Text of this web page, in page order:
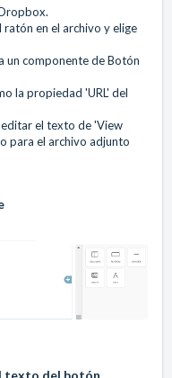
en el archivo y elige
un componente de Botón
la propiedad 'URL' del
el texto de 'View
para el archivo adjunto